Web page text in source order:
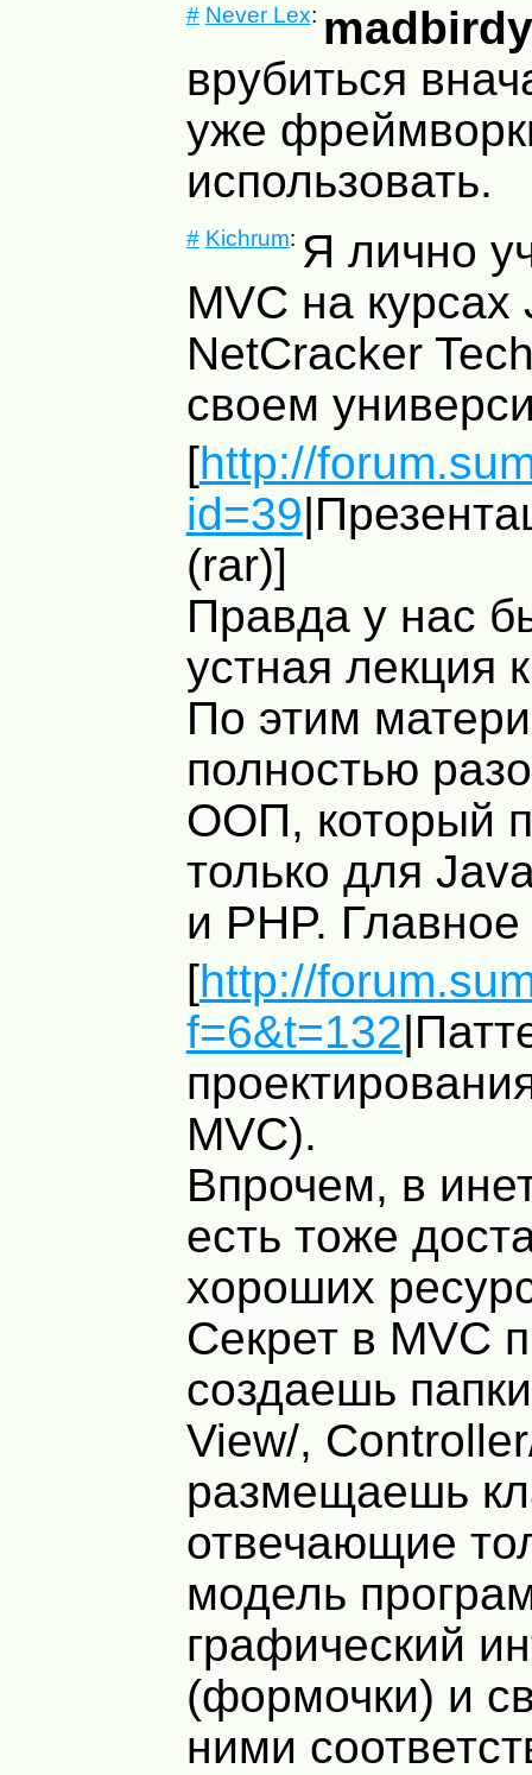
# Never Lex:
врубиться
уже
использовать.
# Kichrum: Я лично
MVC на курсах
NetCracker
своем
[http://
id=39
(rar)]
Правда у нас
устная лекция
По этим
полностью
ООП, который
только для
и PHP.
[http://
f=6&t=132
MVC).
Впрочем, в
есть тоже
хороших
Секрет в MVC
создаешь
View/,
размещаешь
отвечающие
модель
графический
(формочки) и
ними